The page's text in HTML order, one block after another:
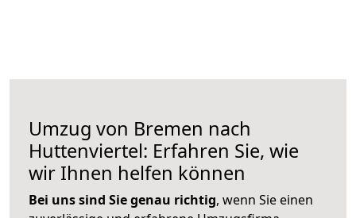
Umzug von Bremen nach
Huttenviertel: Erfahren Sie, wie
wir Ihnen helfen können
Bei uns sind Sie genau richtig, wenn Sie einen